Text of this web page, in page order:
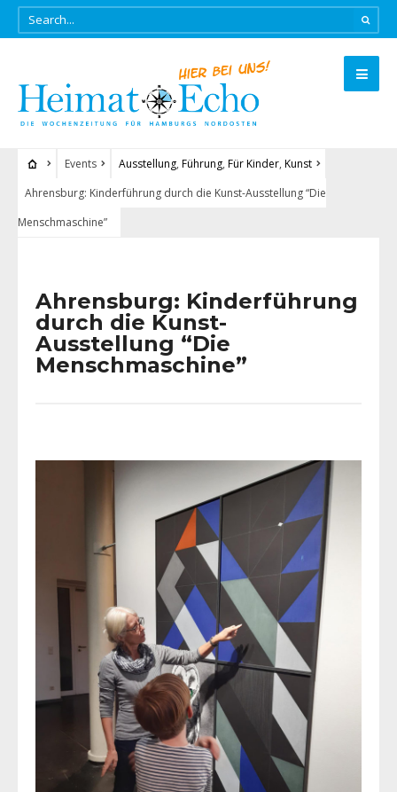
Events Ausstellung, Führung, Für Kinder, Kunst
Ahrensburg: Kinderführung durch die Kunst-Ausstellung “Die
Menschmaschine”
Ahrensburg: Kinderführung
durch die Kunst-
Ausstellung “Die
Menschmaschine”